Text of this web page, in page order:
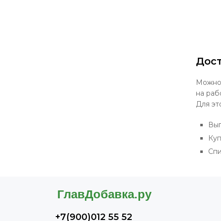
Можно
на
Для
+7(900)012 55 52